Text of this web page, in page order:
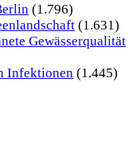
(1.796)
(1.631)
Gewässerqualität
Infektionen (1.445)